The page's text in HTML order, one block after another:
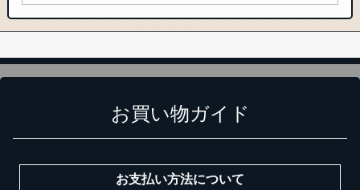
お買い物ガイド
お支払い方法について